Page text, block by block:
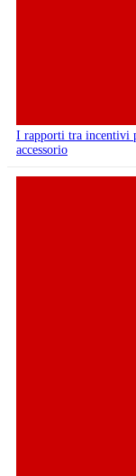
I rapporti tra incentivi
accessorio